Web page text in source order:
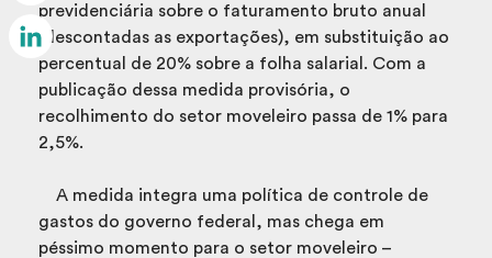
previdenciária sobre o faturamento bruto anual
(descontadas as exportações), em substituição ao
percentual de 20% sobre a folha salarial. Com a
publicação dessa medida provisória, o
recolhimento do setor moveleiro passa de 1% para
2,5%.
A medida integra uma política de controle de
gastos do governo federal, mas chega em
péssimo momento para o setor moveleiro –
Email
LinkedIn